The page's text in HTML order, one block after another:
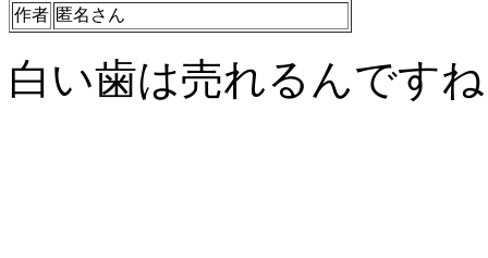
作者 匿名さん
白い歯は売れるんです